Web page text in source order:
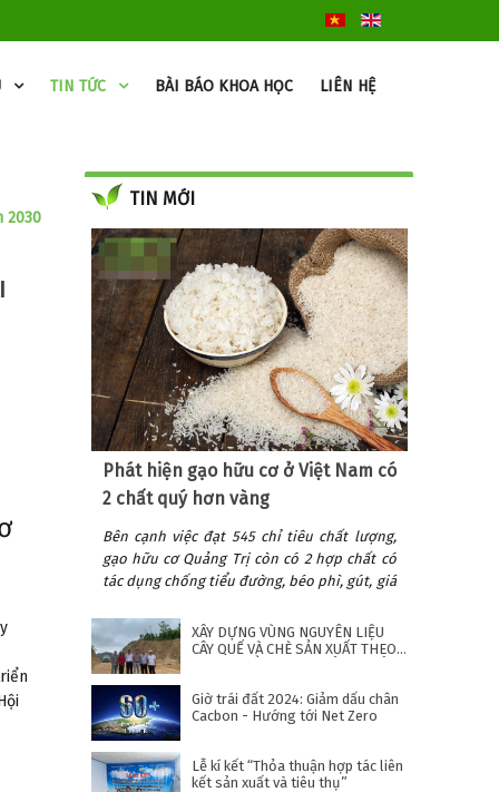
TIN TỨC BÀI BÁO KHOA HỌC LIÊN HỆ
2030
TIN MỚI
Phát hiện gạo hữu cơ ở Việt Nam có
2 chất quý hơn vàng
Bên cạnh việc đạt 545 chỉ tiêu chất lượng,
gạo hữu cơ Quảng Trị còn có 2 hợp chất có
tác dụng chống tiểu đường, béo phì, gút, giá
XÂY DỰNG VÙNG NGUYÊN LIỆU
CÂY QUẾ VÀ CHÈ SẢN XUẤT THEO
Giờ trái đất 2024: Giảm dấu chân
Cacbon - Hướng tới Net Zero
Lễ kí kết “Thỏa thuận hợp tác liên
kết sản xuất và tiêu thụ”